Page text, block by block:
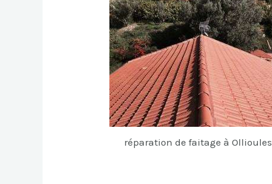
réparation de faitage à Ollioules